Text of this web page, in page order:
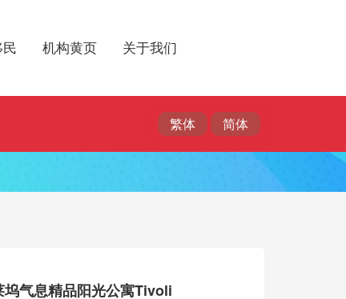
机构黄页 关于我们
坞气息精品阳光公寓Tivoli